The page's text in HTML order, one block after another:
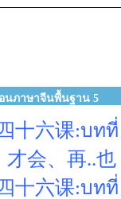
นภาษาจีนพื้นฐาน 5
十六课:บท
才会、再..也
十六课:บท